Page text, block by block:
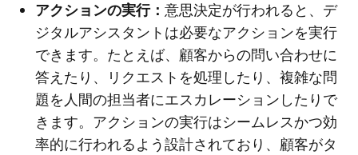
アクションの実行： 意思決定が行われると、デ
ジタルアシスタントは必要なアクションを実行
できます。たとえば、顧客からの問い合わせに
答えたり、リクエストを処理したり、複雑な問
題を人間の担当者にエスカレーションしたりで
きます。アクションの実行はシームレスかつ効
率的に行われるよう設計されており、顧客がタ